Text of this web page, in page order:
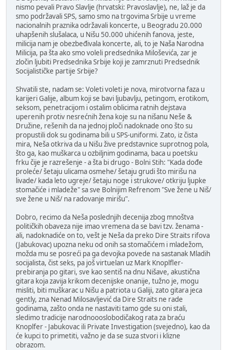
nismo pevali Pravo Slavlje (hrvatski: Pravoslavlje), ne, laž je da
smo podržavali SPS, samo smo na trgovima Srbije u vreme
nacionalnih praznika održavali koncerte, u Beogradu 20.000
uhapšenih slušalaca, u Nišu 50.000 uhićenih fanova, jeste,
milicija nam je obezbeđivala koncerte, ali, to je Naša Narodna
Milicija, pa šta ako smo voleli predsednika Miloševića, zar je
zločin ljubiti Predsednika Srbije koji je zamrznuti Predsednik
Socijalističke partije Srbije?
Shvatili ste, nadam se: Voleti voleti je nova, mirotvorna faza u
karijeri Galije, album koji se bavi ljubavlju, petingom, erotikom,
seksom, penetracijom i ostalim oblicima ratnih dejstava
uperenih protiv nesrećnih žena koje su na nišanu Neše &
Družine, rešenih da na jednoj ploči nadoknade ono što su
propustili dok su godinama bili u SPS-uniformi. Zato, iz čista
mira, Neša otkriva da u Nišu žive predstavnice suprotnog pola,
što ga, kao muškarca u ozbiljnim godinama, baca u poetsku
frku čije je razrešenje - a šta bi drugo - Bolni Stih: "Kada dođe
proleće/ šetaju ulicama osmehe/ šetaju grudi što mirišu na
livade/ kada leto ugreje/ šetaju noge i strukove/ otkriju ljupke
stomačiće i mladeže" sa sve Bolnijim Refrenom "Sve žene u Niš/
sve žene u Niš/ na radovanje mirišu".
Dobro, recimo da Neša poslednjih decenija zbog mnoštva
političkih obaveza nije imao vremena da se bavi tzv. ženama -
ali, nadoknadiće on to, vešt je Neša da preko Dire Straits rifova
(Jabukovac) upozna neku od onih sa stomačićem i mladežom,
možda mu se posreći pa ga devojka povede na sastanak Mladih
socijalista, čist seks, pa još virtuelan uz Mark Knoplfler-
prebiranja po gitari, sve kao sentiš na dnu Nišave, akustična
gitara koja zavija krikom decenijske onanije, tužno je, mogu
misliti, biti muškarac u Nišu a patriota u Galiji, zato gitara jeca
gently, zna Nenad Milosavljević da Dire Straits ne rade
godinama, zašto onda ne nastaviti tamo gde su oni stali,
sledimo tradicije narodnoooslobodičakog rata za braću
Knoplfer - Jabukovac ili Private Investigation (svejedno), kao da
će kupci to primetiti, važno je da se suza stvori i klizne
obrazom.